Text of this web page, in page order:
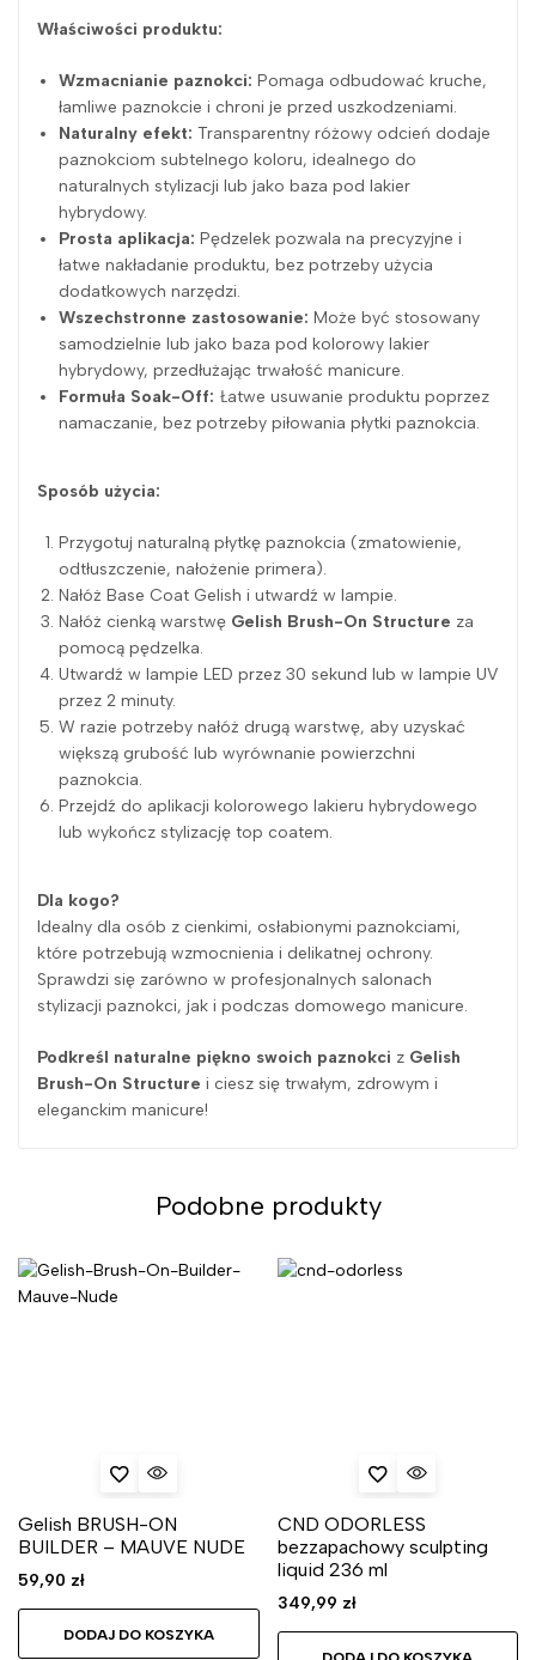
Właściwości produktu:
Wzmacnianie paznokci: Pomaga odbudować kruche,
łamliwe paznokcie i chroni je przed uszkodzeniami.
Naturalny efekt: Transparentny różowy odcień dodaje
paznokciom subtelnego koloru, idealnego do
naturalnych stylizacji lub jako baza pod lakier
hybrydowy.
Prosta aplikacja: Pędzelek pozwala na precyzyjne i
łatwe nakładanie produktu, bez potrzeby użycia
dodatkowych narzędzi.
Wszechstronne zastosowanie: Może być stosowany
samodzielnie lub jako baza pod kolorowy lakier
hybrydowy, przedłużając trwałość manicure.
Formuła Soak-Off: Łatwe usuwanie produktu poprzez
namaczanie, bez potrzeby piłowania płytki paznokcia.
Sposób użycia:
Przygotuj naturalną płytkę paznokcia (zmatowienie,
odtłuszczenie, nałożenie primera).
Nałóż Base Coat Gelish i utwardź w lampie.
Nałóż cienką warstwę Gelish Brush-On Structure za
pomocą pędzelka.
Utwardź w lampie LED przez 30 sekund lub w lampie UV
przez 2 minuty.
W razie potrzeby nałóż drugą warstwę, aby uzyskać
większą grubość lub wyrównanie powierzchni
paznokcia.
Przejdź do aplikacji kolorowego lakieru hybrydowego
lub wykończ stylizację top coatem.
Dla kogo?
Idealny dla osób z cienkimi, osłabionymi paznokciami,
które potrzebują wzmocnienia i delikatnej ochrony.
Sprawdzi się zarówno w profesjonalnych salonach
stylizacji paznokci, jak i podczas domowego manicure.
Podkreśl naturalne piękno swoich paznokci z Gelish
Brush-On Structure i ciesz się trwałym, zdrowym i
eleganckim manicure!
Podobne produkty
Gelish BRUSH-ON
BUILDER – MAUVE NUDE
59,90 zł
DODAJ DO KOSZYKA
CND ODORLESS
bezzapachowy sculpting
liquid 236 ml
349,99 zł